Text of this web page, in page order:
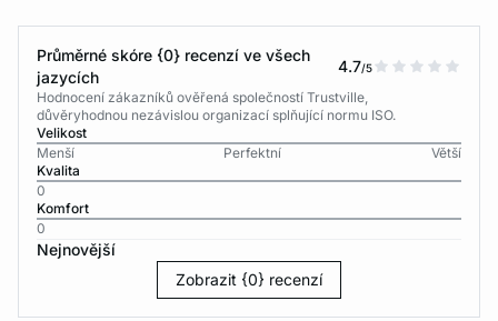
Průměrné skóre {0} recenzí ve všech
jazycích
4.7/5
Hodnocení zákazníků ověřená společností Trustville,
důvěryhodnou nezávislou organizací splňující normu ISO.
Velikost
Menší
Perfektní
Větší
Kvalita
0
Komfort
0
Nejnovější
Zobrazit {0} recenzí